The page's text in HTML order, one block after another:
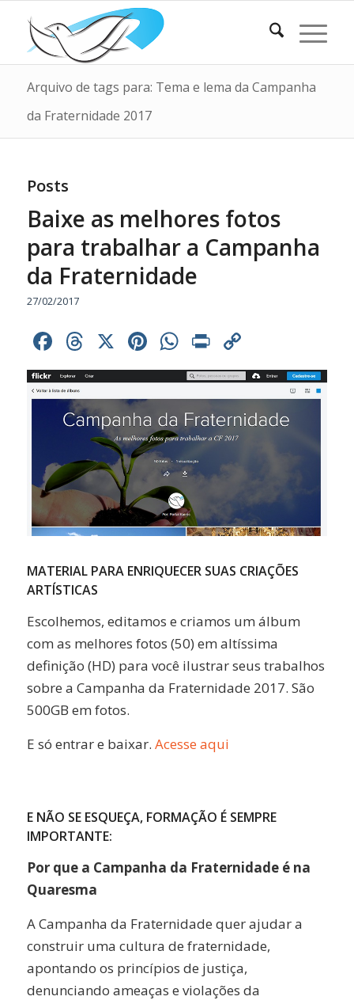
Arquivo de tags para: Tema e lema da Campanha
da Fraternidade 2017
Posts
Baixe as melhores fotos
para trabalhar a Campanha
da Fraternidade
27/02/2017
Facebook
Threads
X Pinterest
WhatsApp
Print
Link
MATERIAL PARA ENRIQUECER SUAS CRIAÇÕES
ARTÍSTICAS
Escolhemos, editamos e criamos um álbum
com as melhores fotos (50) em altíssima
definição (HD) para você ilustrar seus trabalhos
sobre a Campanha da Fraternidade 2017. São
500GB em fotos.
E só entrar e baixar. Acesse aqui
E NÃO SE ESQUEÇA, FORMAÇÃO É SEMPRE
IMPORTANTE:
Por que a Campanha da Fraternidade é na
Quaresma
A Campanha da Fraternidade quer ajudar a
construir uma cultura de fraternidade,
apontando os princípios de justiça,
denunciando ameaças e violações da